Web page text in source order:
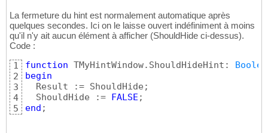
14
15
16
17
18
19
20
21
        Exit;
end;
end;
  ShouldHide :=
TRUE;
end;
La fermeture du hint est normalement automatique après
quelques secondes. Ici on le laisse ouvert indéfiniment à moins
qu'il n'y ait aucun élément à afficher (ShouldHide ci-dessus).
Code :
1
2
3
4
5
function TMyHintWindow.ShouldHideHint:
begin
  Result := ShouldHide;
  ShouldHide :=
FALSE
end ;